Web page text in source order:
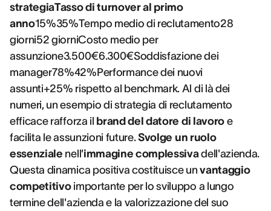
strategiaTasso di turnover al primo
anno15%35%Tempo medio di reclutamento28
giorni52 giorniCosto medio per
assunzione3.500€6.300€Soddisfazione dei
manager78%42%Performance dei nuovi
assunti+25% rispetto al benchmark. Al di là dei
numeri, un esempio di strategia di reclutamento
efficace rafforza il brand del datore di lavoroe
facilita le assunzioni future.Svolge un ruolo
essenziale nell'immagine complessivadell'azienda.
Questa dinamica positiva costituisce unvantaggio
competitivoimportante per lo sviluppo a lungo
termine dell'azienda e la valorizzazione del suo